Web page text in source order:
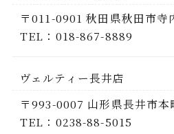
〒011-0901 秋田県秋田市寺
TEL：018-867-8889
ヴェルティー長井店
〒993-0007 山形県長井市本
TEL：0238-88-5015